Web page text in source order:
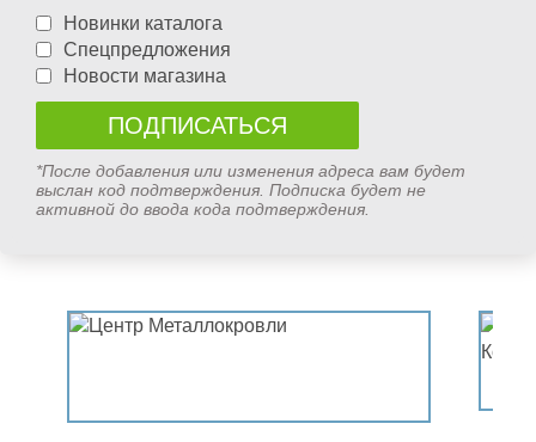
Новинки каталога
Спецпредложения
Новости магазина
*После добавления или изменения адреса вам будет
выслан код подтверждения. Подписка будет не
активной до ввода кода подтверждения.